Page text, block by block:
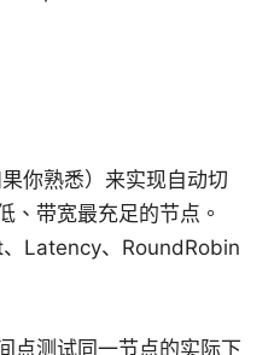
你熟悉）来实现自动切
、带宽最充足的节点。
Latency、RoundRobin
点测试同一节点的实际下